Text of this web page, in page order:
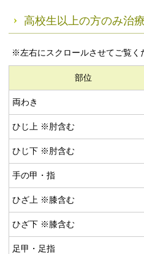
高校生以上の方のみ治
※左右にスクロールさせてご覧く
部位
両わき
ひじ上 ※肘含む
ひじ下 ※肘含む
手の甲・指
ひざ上 ※膝含む
ひざ下 ※膝含む
足甲・足指